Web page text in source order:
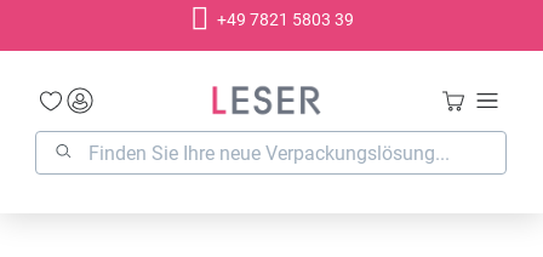
+49 7821 5803 39